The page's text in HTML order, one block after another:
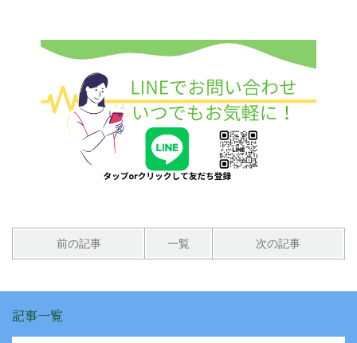
前の記事 一覧 次の記事
記事一覧